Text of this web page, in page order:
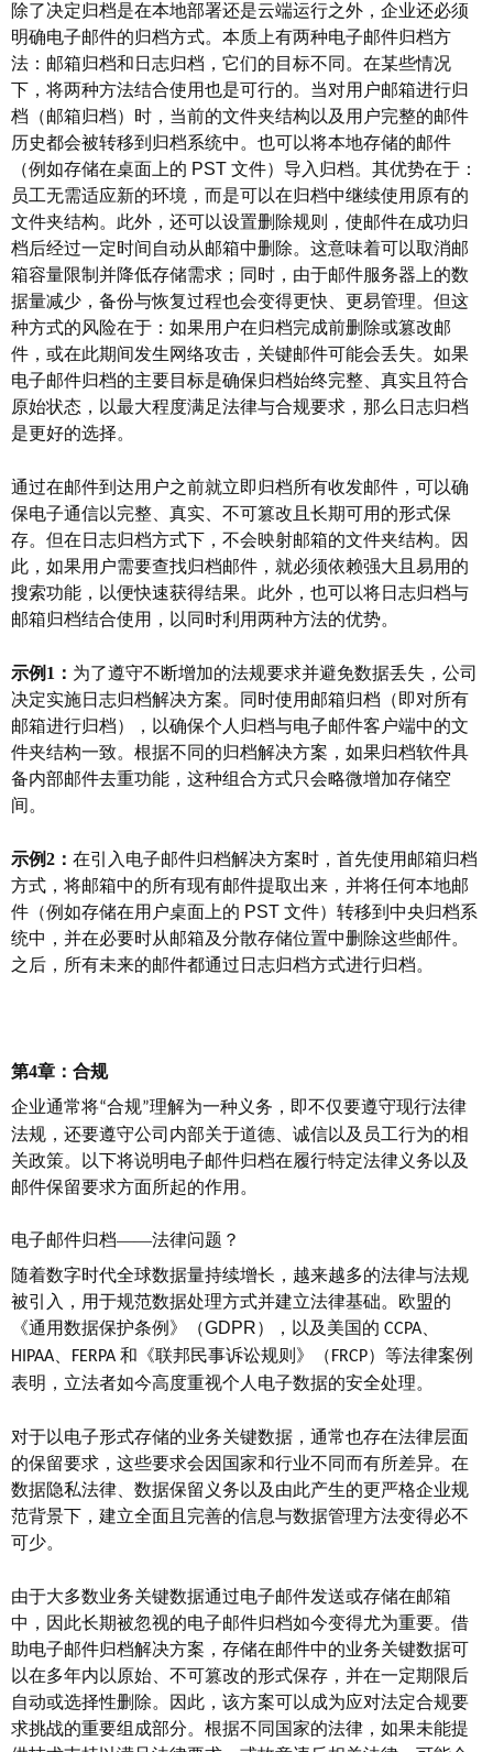
除了决定归档是在本地部署还是云端运行之外，企业还必须
明确电子邮件的归档方式。本质上有两种电子邮件归档方
法：邮箱归档和日志归档，它们的目标不同。在某些情况
下，将两种方法结合使用也是可行的。当对用户邮箱进行归
档（邮箱归档）时，当前的文件夹结构以及用户完整的邮件
历史都会被转移到归档系统中。也可以将本地存储的邮件
（例如存储在桌面上的 PST 文件）导入归档。其优势在于：
员工无需适应新的环境，而是可以在归档中继续使用原有的
文件夹结构。此外，还可以设置删除规则，使邮件在成功归
档后经过一定时间自动从邮箱中删除。这意味着可以取消邮
箱容量限制并降低存储需求；同时，由于邮件服务器上的数
据量减少，备份与恢复过程也会变得更快、更易管理。但这
种方式的风险在于：如果用户在归档完成前删除或篡改邮
件，或在此期间发生网络攻击，关键邮件可能会丢失。如果
电子邮件归档的主要目标是确保归档始终完整、真实且符合
原始状态，以最大程度满足法律与合规要求，那么日志归档
是更好的选择。
通过在邮件到达用户之前就立即归档所有收发邮件，可以确
保电子通信以完整、真实、不可篡改且长期可用的形式保
存。但在日志归档方式下，不会映射邮箱的文件夹结构。因
此，如果用户需要查找归档邮件，就必须依赖强大且易用的
搜索功能，以便快速获得结果。此外，也可以将日志归档与
邮箱归档结合使用，以同时利用两种方法的优势。
示例 1： 为了遵守不断增加的法规要求并避免数据丢失，公司
决定实施日志归档解决方案。同时使用邮箱归档（即对所有
邮箱进行归档），以确保个人归档与电子邮件客户端中的文
件夹结构一致。根据不同的归档解决方案，如果归档软件具
备内部邮件去重功能，这种组合方式只会略微增加存储空
间。
示例2： 在引入电子邮件归档解决方案时，首先使用邮箱归档
方式，将邮箱中的所有现有邮件提取出来，并将任何本地邮
件（例如存储在用户桌面上的 PST 文件）转移到中央归档系
统中，并在必要时从邮箱及分散存储位置中删除这些邮件。
之后，所有未来的邮件都通过日志归档方式进行归档。
第4章：合规
企业通常将“合规”理解为一种义务，即不仅要遵守现行法律
法规，还要遵守公司内部关于道德、诚信以及员工行为的相
关政策。以下将说明电子邮件归档在履行特定法律义务以及
邮件保留要求方面所起的作用。
电子邮件归档——法律问题？
随着数字时代全球数据量持续增长，越来越多的法律与法规
被引入，用于规范数据处理方式并建立法律基础。欧盟的
《通用数据保护条例》（GDPR），以及美国的 CCPA
HIPAA FERPA 和《联邦民事诉讼规则》（FRCP）等法律案例
表明，立法者如今高度重视个人电子数据的安全处理。
对于以电子形式存储的业务关键数据，通常也存在法律层面
的保留要求，这些要求会因国家和行业不同而有所差异。在
数据隐私法律、数据保留义务以及由此产生的更严格企业规
范背景下，建立全面且完善的信息与数据管理方法变得必不
可少。
由于大多数业务关键数据通过电子邮件发送或存储在邮箱
中，因此长期被忽视的电子邮件归档如今变得尤为重要。借
助电子邮件归档解决方案，存储在邮件中的业务关键数据可
以在多年内以原始、不可篡改的形式保存，并在一定期限后
自动或选择性删除。因此，该方案可以成为应对法定合规要
求挑战的重要组成部分。根据不同国家的法律，如果未能提